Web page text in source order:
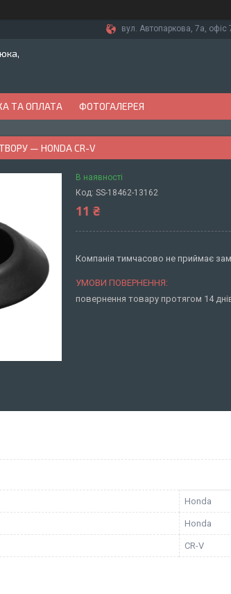
вул. Автопаркова, 7а, офіс
ТА ОПЛАТА ФОТОГАЛЕРЕЯ
— HONDA CR-V
В наявності
Код: SS-18462-13162
11 ₴
Компанія тимчасово не приймає
повернення товару протягом 14
Honda
Honda
CR-V